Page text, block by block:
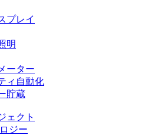
プレイ
明
ーター
ィ自動化
貯蔵
ェクト
ジー